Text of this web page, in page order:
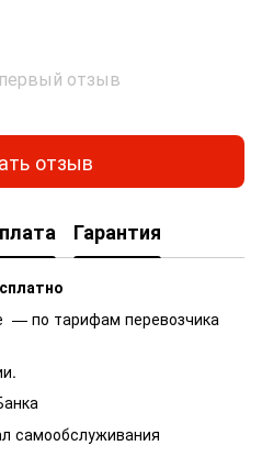
отзыв
отзыв
Гарантия
— по тарифам перевозчика
самообслуживания